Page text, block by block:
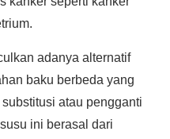
adanya alternatif
baku berbeda yang
atau pengganti
ini berasal dari